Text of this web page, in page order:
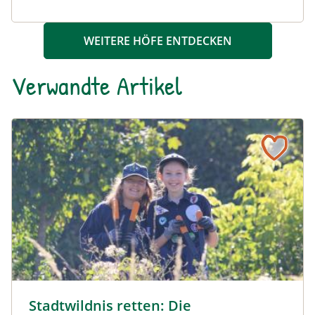
WEITERE HÖFE ENTDECKEN
Verwandte Artikel
Stadtwildnis retten: Die
Stadtwildnis retten: Die Pfadfindergruppe 31 - Stadlau